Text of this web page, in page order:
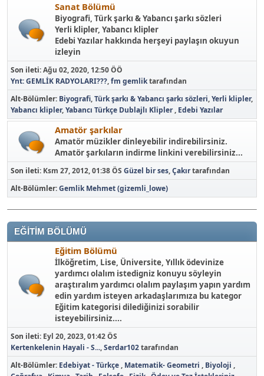
Sanat Bölümü
Biyografi, Türk şarkı & Yabancı şarkı sözleri
Yerli klipler, Yabancı klipler
Edebi Yazılar hakkında herşeyi paylaşın okuyun
izleyin
Son ileti:Ağu 02, 2020, 12:50 ÖÖ
Ynt: GEMLİK RADYOLARI???,fm gemliktarafından
Alt-Bölümler Biyografi Türk şarkı & Yabancı şarkı sözleri Yerli klipler
Yabancı klipler Yabancı Türkçe Dublajlı Klipler Edebi Yazılar
Amatör şarkılar
Amatör müzikler dinleyebilir indirebilirsiniz.
Amatör şarkıların indirme linkini verebilirsiniz...
Son ileti: Ksm 27, 2012, 01:38 ÖS Güzel bir ses,Çakırtarafından
Alt-Bölümler Gemlik Mehmet (gizemli_lowe)
EĞİTİM BÖLÜMÜ
Eğitim Bölümü
İlköğretim, Lise, Üniversite, Yıllık ödevinize
yardımcı olalım istedigniz konuyu söyleyin
araştıralım yardımcı olalım paylaşım yapın yardım
edin yardım isteyen arkadaşlarımıza bu kategor
Eğitim kategorisi dilediğinizi sorabilir
isteyebilirsiniz....
Son ileti: Eyl 20, 2023, 01:42 ÖS
Kertenkelenin Hayali - S...,Serdar102tarafından
Alt-Bölümler Edebiyat - Türkçe Matematik- Geometri
Biyoloji